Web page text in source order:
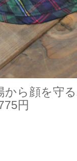
から顔を守
円